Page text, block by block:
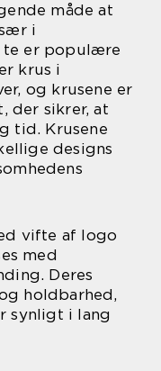
måde at
i
te er populære
krus i
og krusene er
der sikrer, at
tid. Krusene
designs
vifte af logo
med
Deres
holdbarhed,
synligt i lang